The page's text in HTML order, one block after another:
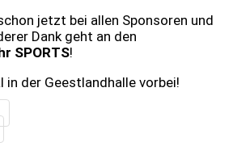
jetzt bei allen Sponsoren und
Dank geht an den
SPORTS!
in der Geestlandhalle vorbei!